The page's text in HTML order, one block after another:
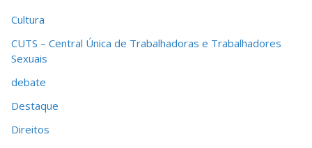
Cultura
CUTS – Central Única de Trabalhadoras e Trabalhadores
Sexuais
debate
Destaque
Direitos